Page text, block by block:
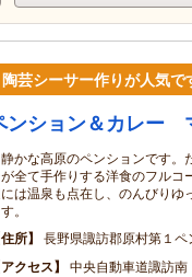
芸シーサー作りが人気で
ンション＆カレー
かな高原のペンションです。
全て手作りする洋食のフルコ
は温泉も点在し、のんびりゆ
す。
住所
長野県諏訪郡原村第１
アクセス
中央自動車道諏訪